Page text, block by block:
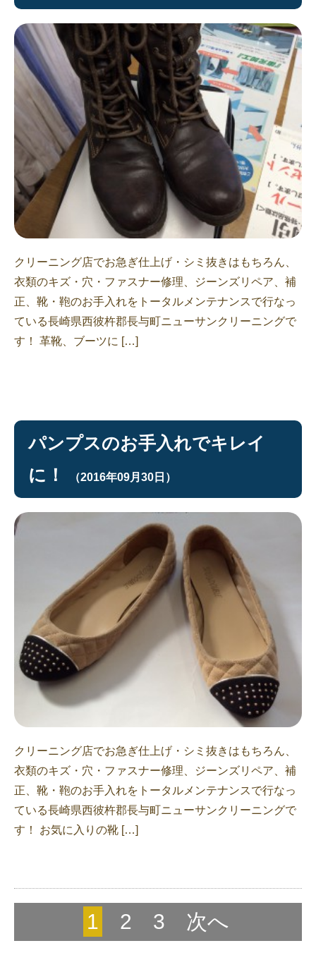
クリーニング店でお急ぎ仕上げ・シミ抜きはもちろん、
衣類のキズ・穴・ファスナー修理、ジーンズリペア、補
正、靴・鞄のお手入れをトータルメンテナンスで行なっ
ている長崎県西彼杵郡長与町ニューサンクリーニングで
す！ 革靴、ブーツに […]
パンプスのお手入れでキレイ
に！
（2016年09月30日）
クリーニング店でお急ぎ仕上げ・シミ抜きはもちろん、
衣類のキズ・穴・ファスナー修理、ジーンズリペア、補
正、靴・鞄のお手入れをトータルメンテナンスで行なっ
ている長崎県西彼杵郡長与町ニューサンクリーニングで
す！ お気に入りの靴 […]
1 2 3 次へ